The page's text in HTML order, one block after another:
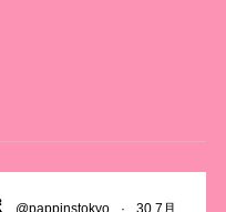
@pappinstokyo · 30 7月